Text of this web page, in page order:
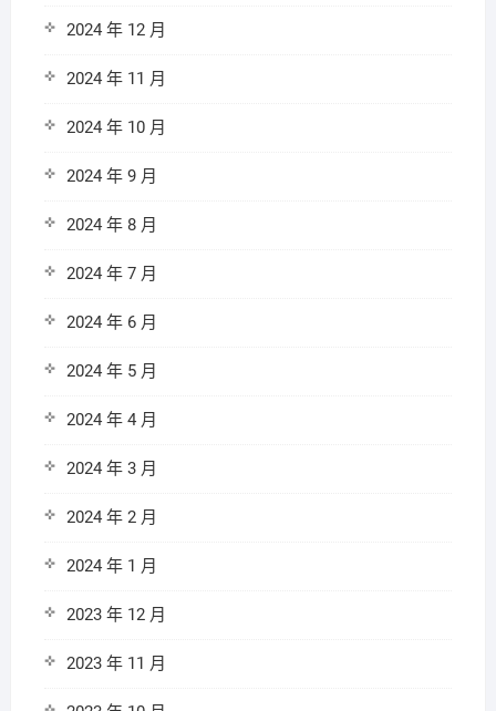
2024 年 12 月
2024 年 11 月
2024 年 10 月
2024 年 9 月
2024 年 8 月
2024 年 7 月
2024 年 6 月
2024 年 5 月
2024 年 4 月
2024 年 3 月
2024 年 2 月
2024 年 1 月
2023 年 12 月
2023 年 11 月